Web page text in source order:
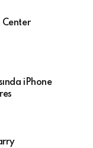
Center
iPhone